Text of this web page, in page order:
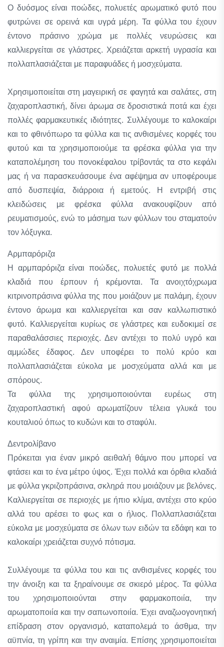
Ο δυόσμος είναι ποώδες, πολυετές αρωματικό φυτό που
φυτρώνει σε ορεινά και υγρά μέρη. Τα φύλλα του έχουν
έντονο πράσινο χρώμα με πολλές νευρώσεις και
καλλιεργείται σε γλάστρες. Χρειάζεται αρκετή υγρασία και
πολλαπλασιάζεται με παραφυάδες ή μοσχεύματα.
Χρησιμοποιείται στη μαγειρική σε φαγητά και σαλάτες, στη
ζαχαροπλαστική, δίνει άρωμα σε δροσιστικά ποτά και έχει
πολλές φαρμακευτικές ιδιότητες. Συλλέγουμε το καλοκαίρι
και το φθινόπωρο τα φύλλα και τις ανθισμένες κορφές του
φυτού και τα χρησιμοποιούμε τα φρέσκα φύλλα για την
καταπολέμηση του πονοκέφαλου τρίβοντάς τα στο κεφάλι
μας ή να παρασκευάσουμε ένα αφέψημα αν υποφέρουμε
από δυσπεψία, διάρροια ή εμετούς. Η εντριβή στις
κλειδώσεις με φρέσκα φύλλα ανακουφίζουν από
ρευματισμούς, ενώ το μάσημα των φύλλων του σταματούν
τον λόξυγκα.
Αρμπαρόριζα
Η αρμπαρόριζα είναι ποώδες, πολυετές φυτό με πολλά
κλαδιά που έρπουν ή κρέμονται. Τα ανοιχτόχρωμα
κιτρινοπράσινα φύλλα της που μοιάζουν με παλάμη, έχουν
έντονο άρωμα και καλλιεργείται και σαν καλλωπιστικό
φυτό. Καλλιεργείται κυρίως σε γλάστρες και ευδοκιμεί σε
παραθαλάσσιες περιοχές. Δεν αντέχει το πολύ υγρό και
αμμώδες έδαφος. Δεν υποφέρει το πολύ κρύο και
πολλαπλασιάζεται εύκολα με μοσχεύματα αλλά και με
σπόρους.
Τα φύλλα της χρησιμοποιούνται ευρέως στη
ζαχαροπλαστική αφού αρωματίζουν τέλεια γλυκά του
κουταλιού όπως το κυδώνι και το σταφύλι.
Δεντρολίβανο
Πρόκειται για έναν μικρό αειθαλή θάμνο που μπορεί να
φτάσει και το ένα μέτρο ύψος. Έχει πολλά και όρθια κλαδιά
με φύλλα γκριζοπράσινα, σκληρά που μοιάζουν με βελόνες.
Καλλιεργείται σε περιοχές με ήπιο κλίμα, αντέχει στο κρύο
αλλά του αρέσει το φως και ο ήλιος. Πολλαπλασιάζεται
εύκολα με μοσχεύματα σε όλων των ειδών τα εδάφη και το
καλοκαίρι χρειάζεται συχνό πότισμα.
Συλλέγουμε τα φύλλα του και τις ανθισμένες κορφές του
την άνοιξη και τα ξηραίνουμε σε σκιερό μέρος. Τα φύλλα
του χρησιμοποιούνται στην φαρμακοποιία, την
αρωματοποιία και την σαπωνοποιία. Έχει αναζωογονητική
επίδραση στον οργανισμό, καταπολεμά το άσθμα, την
αϋπνία, τη γρίπη και την αναιμία. Επίσης χρησιμοποιείται